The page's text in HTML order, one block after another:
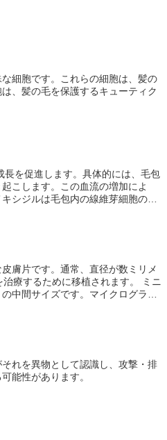
細胞です。これらの細胞は、髪の
、髪の毛を保護するキューティク
こします。この血流の増加によ
シジルは毛包内の線維芽細胞の増
るために移植されます。 ミニ
中間サイズです。マイクログラフ
れを異物として認識し、攻撃・排
能性があります。